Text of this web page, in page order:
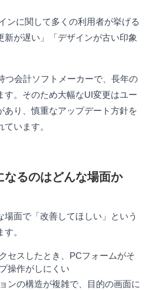
ンに関して多くの利用者が挙げる
新が遅い」「デザインが古い印象
つ会計ソフトメーカーで、長年の
す。そのため大幅なUI変更はユー
あり、慎重なアップデート方針を
います。
なるのはどんな場面か
面で「改善してほしい」という
。
セスしたとき、PCフォームがそ
操作がしにくい
ンの構造が複雑で、目的の画面に